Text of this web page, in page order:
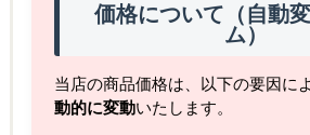
価格について（自動
ム）
当店の商品価格は、以下の要因に
動的に変動いたします。